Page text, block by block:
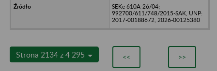
SEKe 610A-26/04;
992700/611/748/2015-SAK, UNP:
2017-00188672, 2026-00125380
Strona 2134 z 4 295 << >>